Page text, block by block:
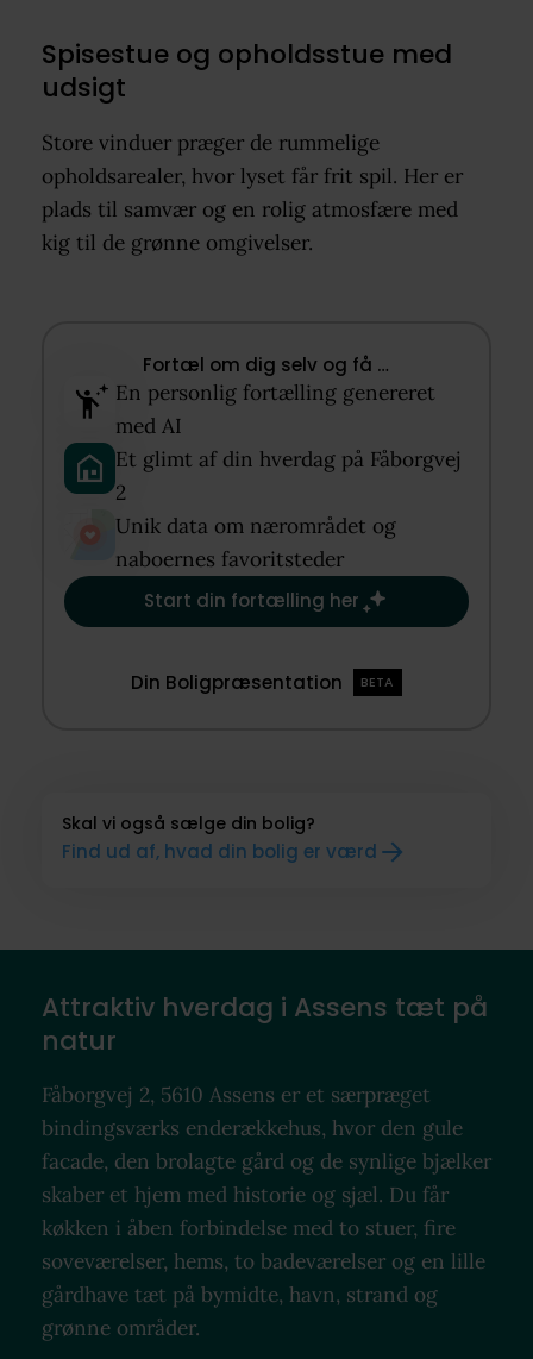
Spisestue og opholdsstue med
udsigt
Store vinduer præger de rummelige
opholdsarealer, hvor lyset får frit spil. Her er
plads til samvær og en rolig atmosfære med
kig til de grønne omgivelser.
Fortæl om dig selv og få …​
En personlig fortælling genereret
med AI​
Et glimt af din hverdag på Fåborgvej
2​
Unik data om nærområdet og
naboernes favoritsteder​
Start din fortælling her
Din Boligpræsentation BETA
Skal vi også sælge din bolig?
Find ud af, hvad din bolig er værd
Attraktiv hverdag i Assens tæt på
natur
Fåborgvej 2, 5610 Assens er et særpræget
bindingsværks enderækkehus, hvor den gule
facade, den brolagte gård og de synlige bjælker
skaber et hjem med historie og sjæl. Du får
køkken i åben forbindelse med to stuer, fire
soveværelser, hems, to badeværelser og en lille
gårdhave tæt på bymidte, havn, strand og
grønne områder.